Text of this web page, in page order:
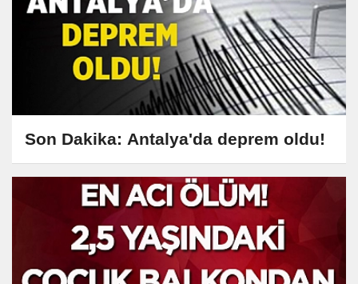
Son Dakika: Antalya'da deprem oldu!